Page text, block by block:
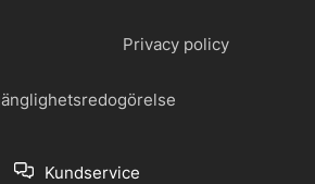
Privacy policy
Kundservice